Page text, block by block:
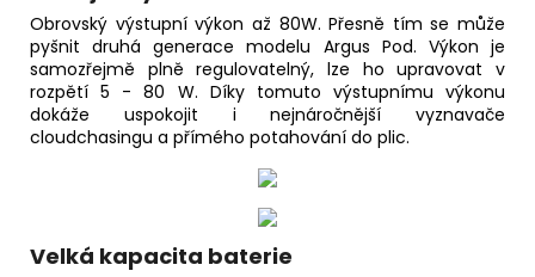
Obrovský výstupní výkon až 80W. Přesně tím se může
pyšnit druhá generace modelu Argus Pod. Výkon je
samozřejmě plně regulovatelný, lze ho upravovat v
rozpětí 5 - 80 W. Díky tomuto výstupnímu výkonu
dokáže uspokojit i nejnáročnější vyznavače
cloudchasingu a přímého potahování do plic.
Velká kapacita baterie